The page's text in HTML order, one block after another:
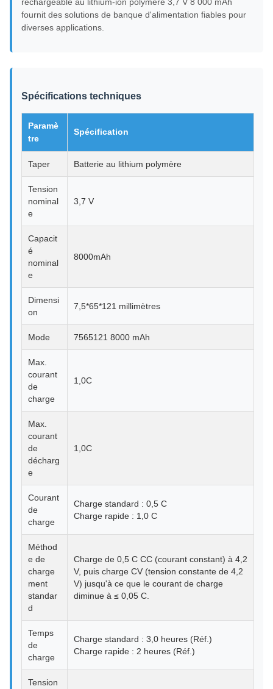
fournit des solutions de banque d'alimentation fiables pour
diverses applications.
Spécifications techniques
Paramè
tre
Spécification
Taper Batterie au lithium polymère
Tension
nominal
e
3,7 V
Capacit
é
nominal
e
8000mAh
Dimensi
on
7,5*65*121 millimètres
Mode 7565121 8000 mAh
Max.
courant
de
charge
1,0C
Max.
courant
de
décharg
e
1,0C
Courant
de
charge
Charge standard : 0,5 C
Charge rapide : 1,0 C
Méthod
e de
charge
ment
standar
d
Charge de 0,5 C CC (courant constant) à 4,2
V, puis charge CV (tension constante de 4,2
V) jusqu'à ce que le courant de charge
diminue à ≤ 0,05 C.
Temps
de
charge
Charge standard : 3,0 heures (Réf.)
Charge rapide : 2 heures (Réf.)
Tension